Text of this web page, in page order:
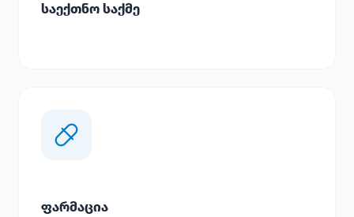
საექთნო საქმე
ფარმაცია